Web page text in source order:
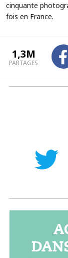
cinquante
fois en France.
1,3M
PARTAGES